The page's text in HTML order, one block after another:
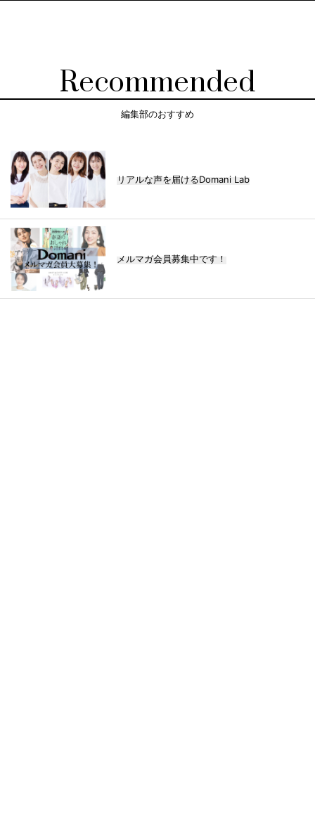
Recommended
編集部のおすすめ
リアルな声を届けるDomani Lab
メルマガ会員募集中です！